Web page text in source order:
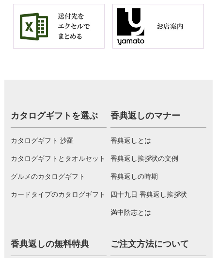
カタログギフトを選ぶ
カタログギフト 沙羅
カタログギフトとタオルセット
グルメのカタログギフト
カードタイプのカタログギフト
香典返しのマナー
香典返しとは
香典返し挨拶状の文例
香典返しの時期
四十九日 香典返し挨拶状
満中陰志とは
香典返しの無料特典 ご注文方法について